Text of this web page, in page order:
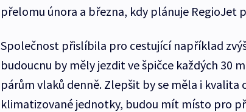
přelomu února a března, kdy plánuje RegioJet
Společnost přislíbila pro cestující například
budoucnu by měly jezdit ve špičce každých 30
párům vlaků denně. Zlepšit by se měla i kvalita
klimatizované jednotky, budou mít místo pro